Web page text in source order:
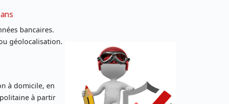
bancaires.
géolocalisation.
à domicile, en
à partir